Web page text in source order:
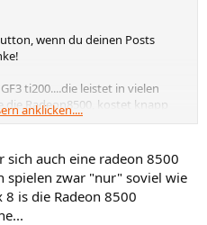
wenn du deinen Posts
ti200....die leistet in vielen
Radeon8500, kostet knapp
was man so hört, ziemlich gut
anklicken....
auch eine radeon 8500
spielen zwar "nur" soviel wie
is die Radeon 8500